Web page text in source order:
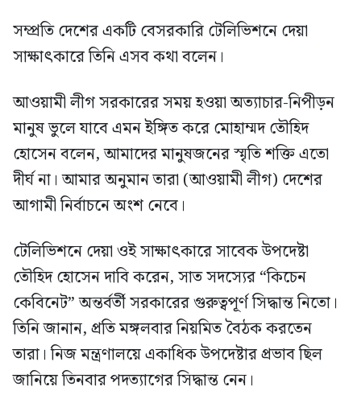
সম্প্রতি দেশের একটি বেসরকারি টেলিভিশনে দেয়া
সাক্ষাৎকারে তিনি এসব কথা বলেন।
আওয়ামী লীগ সরকারের সময় হওয়া অত্যাচার-নিপীড়ন
মানুষ ভুলে যাবে এমন ইঙ্গিত করে মোহাম্মদ তৌহিদ
হোসেন বলেন, আমাদের মানুষজনের স্মৃতি শক্তি এতো
দীর্ঘ না। আমার অনুমান তারা (আওয়ামী লীগ) দেশের
আগামী নির্বাচনে অংশ নেবে।
টেলিভিশনে দেয়া ওই সাক্ষাৎকারে সাবেক উপদেষ্টা
তৌহিদ হোসেন দাবি করেন, সাত সদস্যের “কিচেন
কেবিনেট” অন্তর্বর্তী সরকারের গুরুত্বপূর্ণ সিদ্ধান্ত নিতো।
তিনি জানান, প্রতি মঙ্গলবার নিয়মিত বৈঠক করতেন
তারা। নিজ মন্ত্রণালয়ে একাধিক উপদেষ্টার প্রভাব ছিল
জানিয়ে তিনবার পদত্যাগের সিদ্ধান্ত নেন।